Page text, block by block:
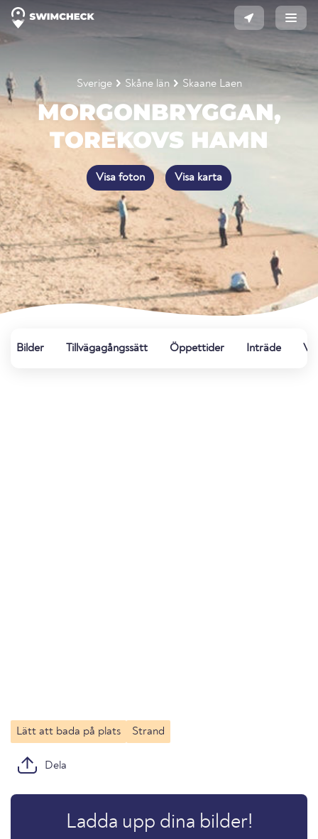
Sverige Skåne län Skaane Laen
MORGONBRYGGAN,
TOREKOVS HAMN
Visa foton Visa karta
Bilder Tillvägagångssätt Öppettider Inträde
Lätt att bada på plats Strand
Dela
Ladda upp dina bilder!